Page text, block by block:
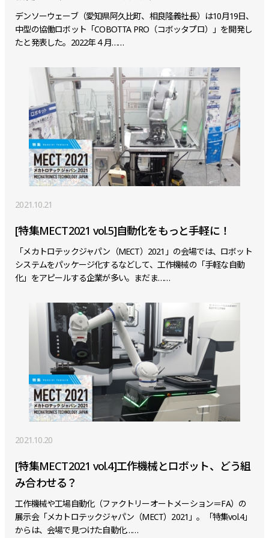
デンソーウェーブ（愛知県阿久比町、相良隆義社長）は10月19日、
中型の協働ロボット「COBOTTA PRO（コボッタプロ）」を開発し
たと発表した。2022年４月……
2021.10.21
[特集MECT2021 vol.5]自動化をもっと手軽に！
「メカトロテックジャパン（MECT）2021」の会場では、ロボット
システムをパッケージ化するなどして、工作機械の「手軽な自動
化」をアピールする企業が多い。まだま……
2021.10.20
[特集MECT2021 vol.4]工作機械とロボット、どう組
み合わせる？
工作機械や工場自動化（ファクトリーオートメーション＝FA）の
展示会「メカトロテックジャパン（MECT）2021」。「特集vol.4」
からは、会場で見つけた自動化……